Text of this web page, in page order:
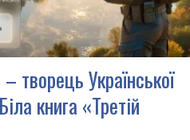
творець Української
книга «Третій